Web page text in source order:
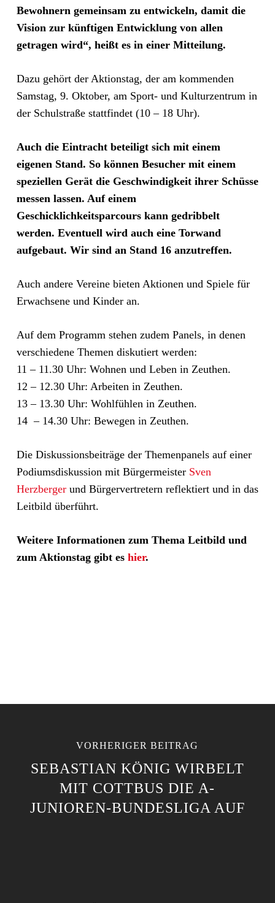
Bewohnern gemeinsam zu entwickeln, damit die
Vision zur künftigen Entwicklung von allen
getragen wird“, heißt es in einer Mitteilung.
Dazu gehört der Aktionstag, der am kommenden
Samstag, 9. Oktober, am Sport- und Kulturzentrum in
der Schulstraße stattfindet (10 – 18 Uhr).
Auch die Eintracht beteiligt sich mit einem
eigenen Stand. So können Besucher mit einem
speziellen Gerät die Geschwindigkeit ihrer Schüsse
messen lassen. Auf einem
Geschicklichkeitsparcours kann gedribbelt
werden. Eventuell wird auch eine Torwand
aufgebaut. Wir sind an Stand 16 anzutreffen.
Auch andere Vereine bieten Aktionen und Spiele für
Erwachsene und Kinder an.
Auf dem Programm stehen zudem Panels, in denen
verschiedene Themen diskutiert werden:
11 – 11.30 Uhr: Wohnen und Leben in Zeuthen.
12 – 12.30 Uhr: Arbeiten in Zeuthen.
13 – 13.30 Uhr: Wohlfühlen in Zeuthen.
14 – 14.30 Uhr: Bewegen in Zeuthen.
Die Diskussionsbeiträge der Themenpanels auf einer
Podiumsdiskussion mit Bürgermeister Sven
Herzbergerund Bürgervertretern reflektiert und in das
Leitbild überführt.
Weitere Informationen zum Thema Leitbild und
zum Aktionstag gibt es hier.
VORHERIGER BEITRAG
SEBASTIAN KÖNIG WIRBELT
MIT COTTBUS DIE A-
JUNIOREN-BUNDESLIGA AUF